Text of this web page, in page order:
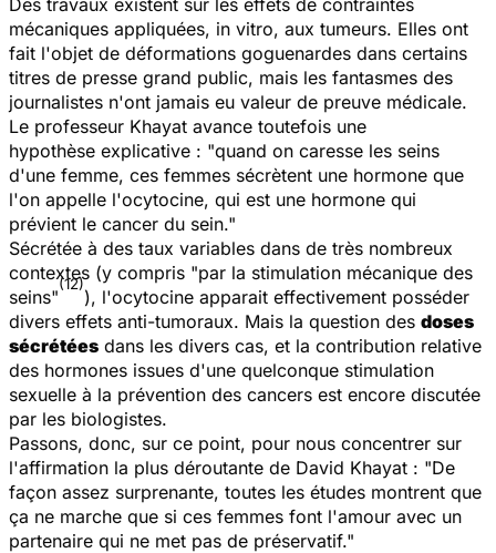
mécaniques appliquées, in vitro, aux tumeurs. Elles ont
fait l'objet de déformations goguenardes dans certains
titres de presse grand public, mais les fantasmes des
journalistes n'ont jamais eu valeur de preuve médicale.
Le professeur Khayat avance toutefois une
hypothèse explicative : "quand on caresse les seins
d'une femme, ces femmes sécrètent une hormone que
l'on appelle l'ocytocine, qui est une hormone qui
prévient le cancer du sein."
Sécrétée à des taux variables dans de très nombreux
contextes (y compris "par la stimulation mécanique des
seins"
(12)
), l'ocytocine apparait effectivement posséder
divers effets anti-tumoraux. Mais la question des doses
sécrétées dans les divers cas, et la contribution relative
des hormones issues d'une quelconque stimulation
sexuelle à la prévention des cancers est encore discutée
par les biologistes.
Passons, donc, sur ce point, pour nous concentrer sur
l'affirmation la plus déroutante de David Khayat : "De
façon assez surprenante, toutes les études montrent que
ça ne marche que si ces femmes font l'amour avec un
partenaire qui ne met pas de préservatif."